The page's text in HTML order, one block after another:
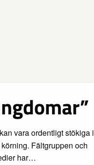
vara ordentligt stökiga i
Fältgruppen och
har…